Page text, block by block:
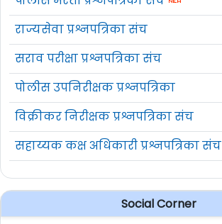
राज्यसेवा प्रश्नपत्रिका संच
सराव परीक्षा प्रश्नपत्रिका संच
पोलीस उपनिरीक्षक प्रश्नपत्रिका
विक्रीकर निरीक्षक प्रश्नपत्रिका संच
सहाय्यक कक्ष अधिकारी प्रश्नपत्रिका संच
Social Corner